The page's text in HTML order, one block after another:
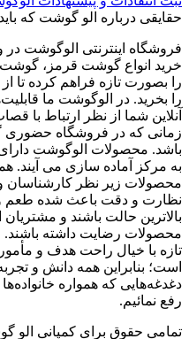
حقایقی درباره الو گوشت که باید
فروشگاه اینترنتی الوگوشت
خرید انواع گوشت قرمز،
را بصورت تازه فراهم کرده تا
را بخرید. در الوگوشت ما
آنلاین شما از نظر ارتباط با
زمانی که در فروشگاه حضوری
باشد. محصولات الوگوشت دارای
به مرکز آماده سازی می آیند.
محصولات زیر نظر کارشناسان
نظارت و دقت باعث شده طعم
بالاترین حالت باشند و
محصولات رضایت داشته باشند.
تازه با خیال راحت هدف و
است؛ بنابراین همه دانش و
دغدغه‌هایی که همواره
رفع نمائیم.
تمامی حقوق برای کمپانی الو